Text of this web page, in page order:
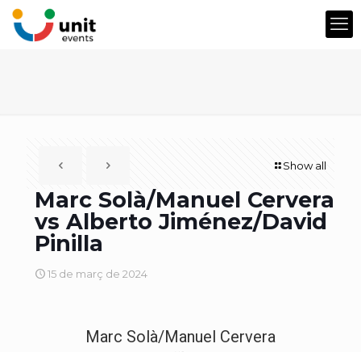
Show all
Marc Solà/Manuel Cervera
vs Alberto Jiménez/David
Pinilla
15 de març de 2024
Marc Solà/Manuel Cervera